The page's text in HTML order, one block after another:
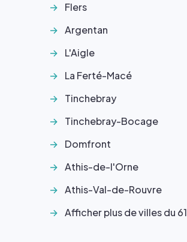
Flers
Argentan
L'Aigle
La Ferté-Macé
Tinchebray
Tinchebray-Bocage
Domfront
Athis-de-l'Orne
Athis-Val-de-Rouvre
Afficher plus de villes du 61